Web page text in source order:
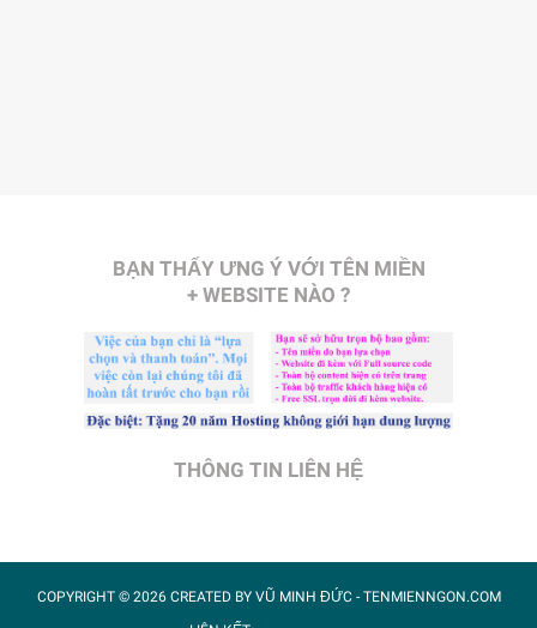
BẠN THẤY ƯNG Ý VỚI TÊN MIỀN
+ WEBSITE NÀO ?
THÔNG TIN LIÊN HỆ
COPYRIGHT © 2026 CREATED BY VŨ MINH ĐỨC- TENMIENNGON.COM